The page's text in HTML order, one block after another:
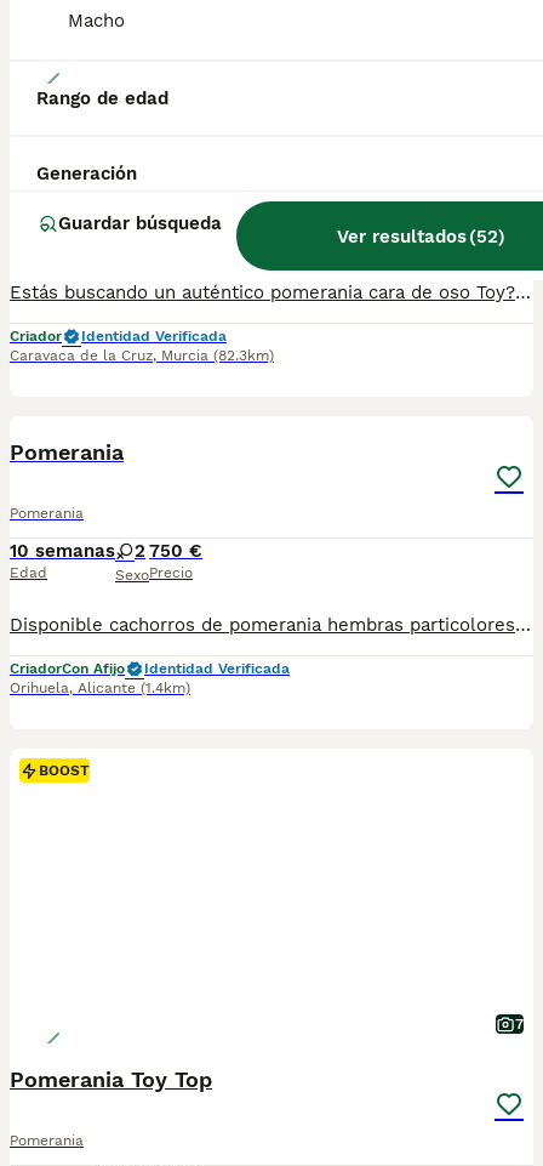
Macho
Rango de edad
Generación
Guardar búsqueda
Ver resultados(52)
Pomerania
9 semanas 2 599 €
Estás buscando un auténtico pomerania cara de oso Toy? Tenemos lo que buscas por tiempo limitado ya que con la calidad que tienen van a encontrar muy pronto un hogar que sepa valorarlos. Disponemos de dos machos pomerania toys cara de osito con un pelaje espectacular. Su papá es red merle el cual no llega al kilo y medio de peso y la mamá red sable también muy pequeña. Los pequeños se entregan revisados por un veterinario y con dos vacunas, desparasitaciones y contrato de garantías víricas y congénitas. Si estás buscando algo exclusivo y muy cariñoso no dudes en ponerte en contacto con nosotros. Un saludo
Criador
Identidad Verificada
Caravaca de la Cruz, Murcia (82.3km)
Pomerania
Pomerania
10 semanas
Edad
2
Sexo
750 €
Precio
Disponible cachorros de pomerania hembras particolores, vacunados y desparasitados listos para entregar. Más información wasap al 650546192
CriadorCon Afijo
Identidad Verificada
Orihuela, Alicante (1.4km)
BOOST
7
Pomerania Toy Top
Pomerania